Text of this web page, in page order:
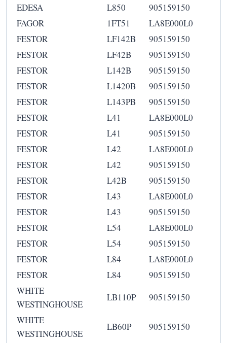
EDESA L850
905159150
FAGOR
1FT51
LA8E000L0
FESTOR
LF142B
905159150
FESTOR
LF42B
905159150
FESTOR
L142B
905159150
FESTOR
L1420B
905159150
FESTOR
L143PB
905159150
FESTOR
L41
LA8E000L0
FESTOR
L41
905159150
FESTOR
L42
LA8E000L0
FESTOR
L42
905159150
FESTOR
L42B
905159150
FESTOR
L43
LA8E000L0
FESTOR
L43
905159150
FESTOR
L54
LA8E000L0
FESTOR
L54
905159150
FESTOR
L84
LA8E000L0
FESTOR
L84
905159150
WHITE
WESTINGHOUSE
LB110P
905159150
WHITE
WESTINGHOUSE
LB60P
905159150